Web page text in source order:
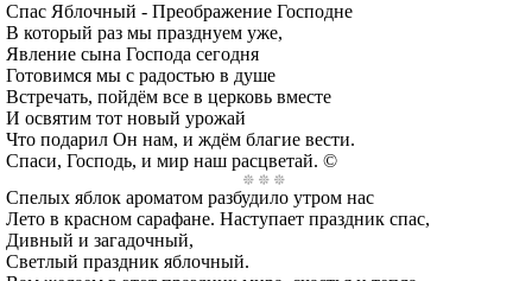
Спас Яблочный - Преображение Господне
В который раз мы празднуем уже,
Явление сына Господа сегодня
Готовимся мы с радостью в душе
Встречать, пойдём все в церковь вместе
И освятим тот новый урожай
Что подарил Он нам, и ждём благие вести.
Спаси, Господь, и мир наш расцветай. ©
Спелых яблок ароматом разбудило утром нас
Лето в красном сарафане. Наступает праздник спас,
Дивный и загадочный,
Светлый праздник яблочный.